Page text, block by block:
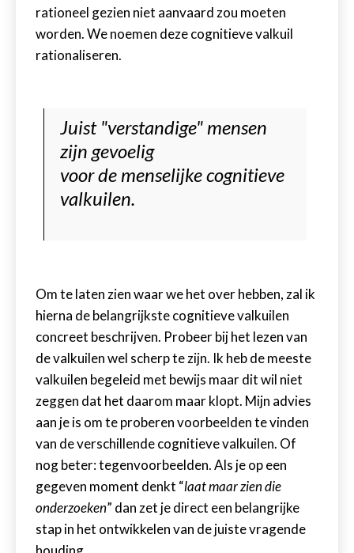
rationeel gezien niet aanvaard zou moeten
worden. We noemen deze cognitieve valkuil
rationaliseren.
Juist "verstandige" mensen
zijn gevoelig
voor de menselijke cognitieve
valkuilen.
Om te laten zien waar we het over hebben, zal ik
hierna de belangrijkste cognitieve valkuilen
concreet beschrijven. Probeer bij het lezen van
de valkuilen wel scherp te zijn. Ik heb de meeste
valkuilen begeleid met bewijs maar dit wil niet
zeggen dat het daarom maar klopt. Mijn advies
aan je is om te proberen voorbeelden te vinden
van de verschillende cognitieve valkuilen. Of
nog beter: tegenvoorbeelden. Als je op een
gegeven moment denkt “laat maar zien die
onderzoeken” dan zet je direct een belangrijke
stap in het ontwikkelen van de juiste vragende